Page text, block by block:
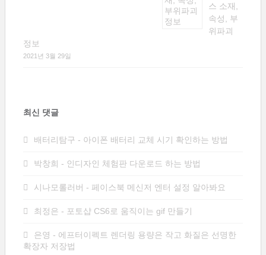
스 소재,
속성, 부
위파괴
정보
2021년 3월 29일
최신 댓글
배터리탐구 - 아이폰 배터리 교체 시기 확인하는 방법
박창희 - 인디자인 체험판 다운로드 하는 방법
시나모롤러버 - 페이스북 메신저 엔터 설정 알아봐요
최정은 - 포토샵 CS6로 움직이는 gif 만들기
은영 - 에프터이펙트 렌더링 용량은 작고 화질은 선명한
확장자 저장법